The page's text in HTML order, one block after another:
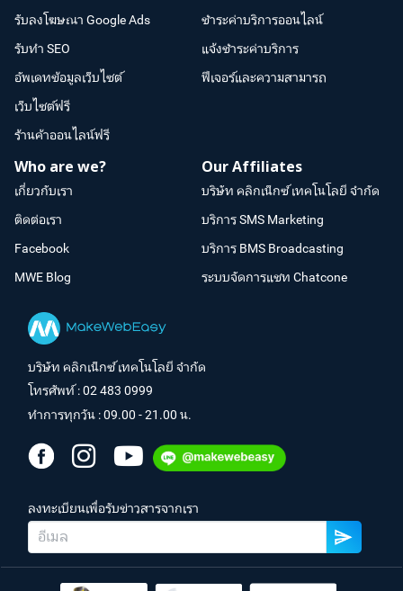
รับลงโฆษณา Google Ads
รับทำ SEO
อัพเดทข้อมูลเว็บไซต์
เว็บไซต์ฟรี
ร้านค้าออนไลน์ฟรี
ชำระค่าบริการออนไลน์
แจ้งชำระค่าบริการ
ฟีเจอร์และความสามารถ
Who are we?
เกี่ยวกับเรา
ติดต่อเรา
Facebook
MWE Blog
Our Affiliates
บริษัท คลิกเน็กซ์ เทคโนโลยี จำกัด
บริการ SMS Marketing
บริการ BMS Broadcasting
ระบบจัดการแชท Chatcone
บริษัท คลิกเน็กซ์ เทคโนโลยี จำกัด
โทรศัพท์ :02 483 0999
ทำการทุกวัน : 09.00 - 21.00 น.
ลงทะเบียนเพื่อรับข่าวสารจากเรา